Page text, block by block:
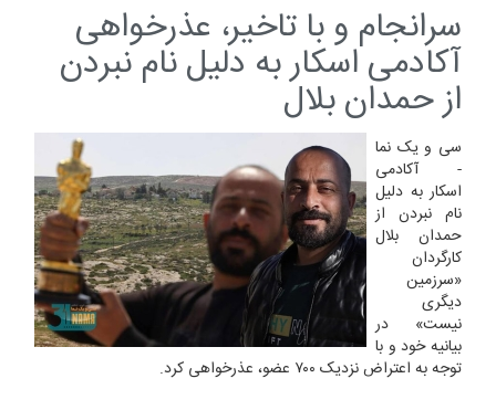
سرانجام و با تاخیر، عذرخواهی
آکادمی اسکار به دلیل نام نبردن
از حمدان بلال
سی و یک نما
- آکادمی
اسکار به دلیل
نام نبردن از
حمدان بلال
کارگردان
«سرزمین
دیگری
نیست» در
بیانیه خود و با
توجه به اعتراض نزدیک ۷۰۰ عضو، عذرخواهی کرد.